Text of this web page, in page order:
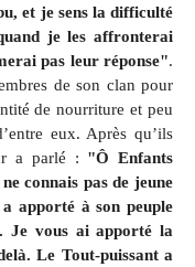
et je sens la difficulté
je les affronterai
pas leur réponse".
de son clan pour
de nourriture et peu
eux. Après qu’ils
a parlé : "Ô Enfants
connais pas de jeune
apporté à son peuple
Je vous ai apporté la
Le Tout-puissant a